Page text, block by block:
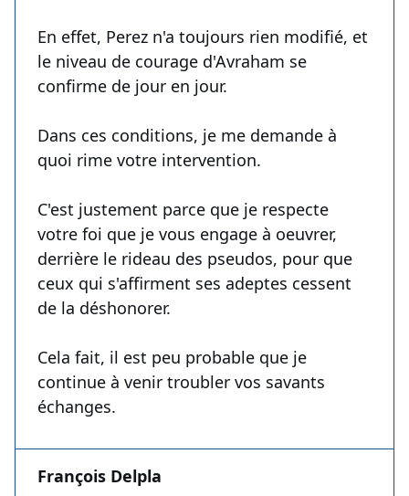
En effet, Perez n'a toujours rien modifié, et
le niveau de courage d'Avraham se
confirme de jour en jour.
Dans ces conditions, je me demande à
quoi rime votre intervention.
C'est justement parce que je respecte
votre foi que je vous engage à oeuvrer,
derrière le rideau des pseudos, pour que
ceux qui s'affirment ses adeptes cessent
de la déshonorer.
Cela fait, il est peu probable que je
continue à venir troubler vos savants
échanges.
François Delpla